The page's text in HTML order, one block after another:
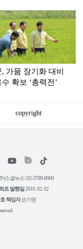
가뭄 장기화 대비
확보 ‘총력전’
copyright
위
트
유
튜
틱
소셜뉴스 | 02-3789-8900
최초 발행일2010. 02. 02
책임자손기영